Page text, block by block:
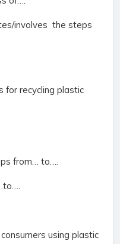
involves the steps
for recycling plastic
from… to….
using plastic